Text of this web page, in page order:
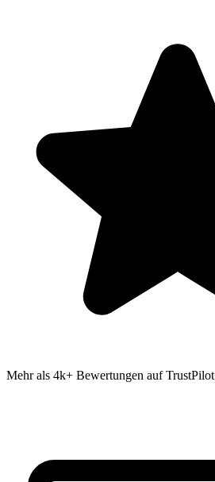
Mehr als 4k+ Bewertungen auf TrustPilot